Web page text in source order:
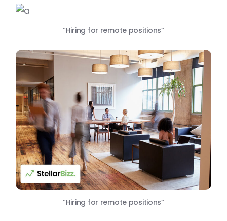
“Hiring for remote positions”
“Hiring for remote positions”